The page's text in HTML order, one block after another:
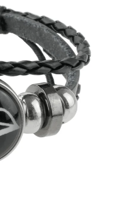
OCEĽOVÁ RETIAZKA S
DAMIAN+ PRI TOMTO
MÔŽETE ZVOLIŤ DĹŽKU RETIAZKY
16,48 €